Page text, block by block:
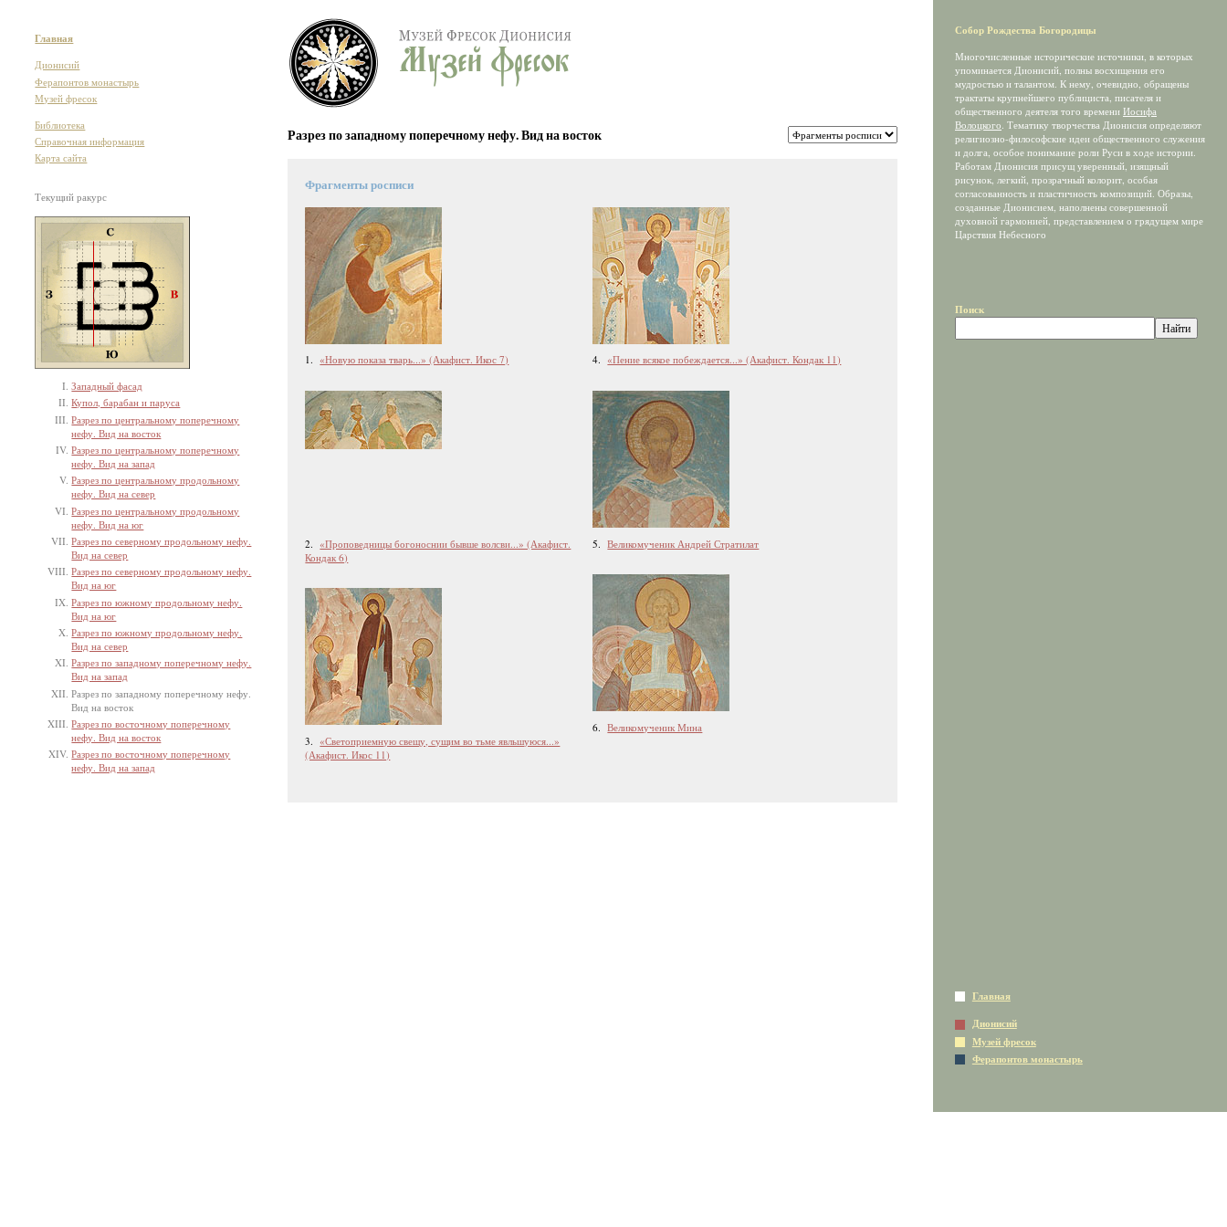
Главная
Дионисий
Ферапонтов монастырь
Музей фресок
Библиотека
Справочная информация
Карта сайта
Текущий ракурс
Западный фасад
Купол, барабан и паруса
Разрез по центральному поперечному
нефу. Вид на восток
Разрез по центральному поперечному
нефу. Вид на запад
Разрез по центральному продольному
нефу. Вид на север
Разрез по центральному продольному
нефу. Вид на юг
Разрез по северному продольному нефу.
Вид на север
Разрез по северному продольному нефу.
Вид на юг
Разрез по южному продольному нефу.
Вид на юг
Разрез по южному продольному нефу.
Вид на север
Разрез по западному поперечному нефу.
Вид на запад
Разрез по западному поперечному нефу.
Вид на восток
Разрез по восточному поперечному
нефу. Вид на восток
Разрез по восточному поперечному
нефу. Вид на запад
Разрез по западному поперечному нефу. Вид на восток
Фрагменты росписи
1. «Новую показа тварь...» (Акафист. Икос 7)
2. «Проповедницы богоноснии бывше волсви...» (Акафист.
Кондак 6)
3. «Светоприемную свещу, сущим во тьме явльшуюся...»
(Акафист. Икос 11)
4. «Пение всякое побеждается...» (Акафист. Кондак 11)
5.Великомученик Андрей Стратилат
6.Великомученик Мина
Собор Рождества Богородицы
Многочисленные исторические источники, в которых
упоминается Дионисий, полны восхищения его
мудростью и талантом. К нему, очевидно, обращены
трактаты крупнейшего публициста, писателя и
общественного деятеля того времени Иосифа
Волоцкого. Тематику творчества Дионисия определяют
религиозно-философские идеи общественного служения
и долга, особое понимание роли Руси в ходе истории.
Работам Дионисия присущ уверенный, изящный
рисунок, легкий, прозрачный колорит, особая
согласованность и пластичность композиций. Образы,
созданные Дионисием, наполнены совершенной
духовной гармонией, представлением о грядущем мире
Царствия Небесного
Поиск
Главная
Дионисий
Музей фресок
Ферапонтов монастырь